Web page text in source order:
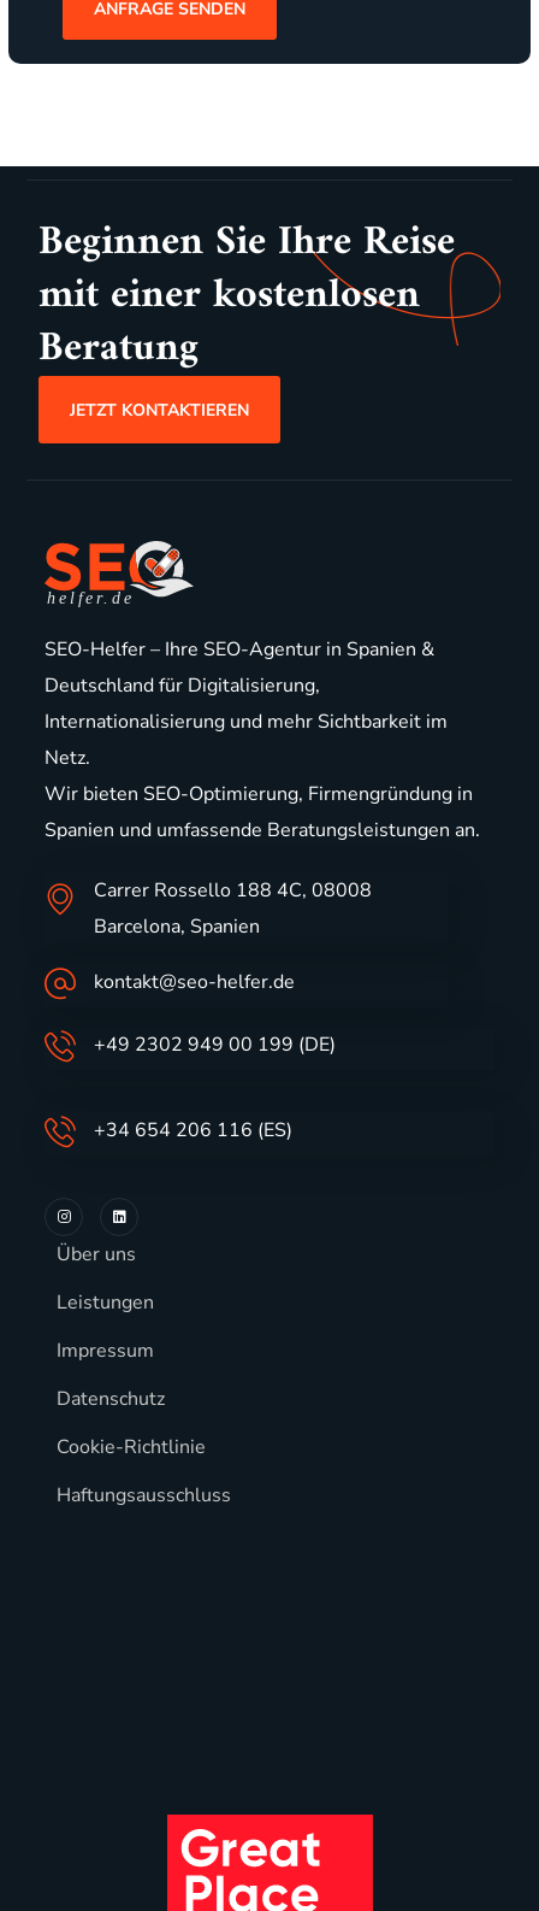
Beginnen Sie Ihre Reise
mit einer kostenlosen
Beratung
JETZT KONTAKTIEREN
SEO-Helfer – Ihre SEO-Agentur in Spanien &
Deutschland für Digitalisierung,
Internationalisierung und mehr Sichtbarkeit im
Netz.
Wir bieten SEO-Optimierung, Firmengründung in
Spanien und umfassende Beratungsleistungen an.
Carrer Rossello 188 4C, 08008
Barcelona, Spanien
kontakt@seo-helfer.de
+49 2302 949 00 199 (DE)
+34 654 206 116 (ES)
Über uns
Leistungen
Impressum
Datenschutz
Cookie-Richtlinie
Haftungsausschluss